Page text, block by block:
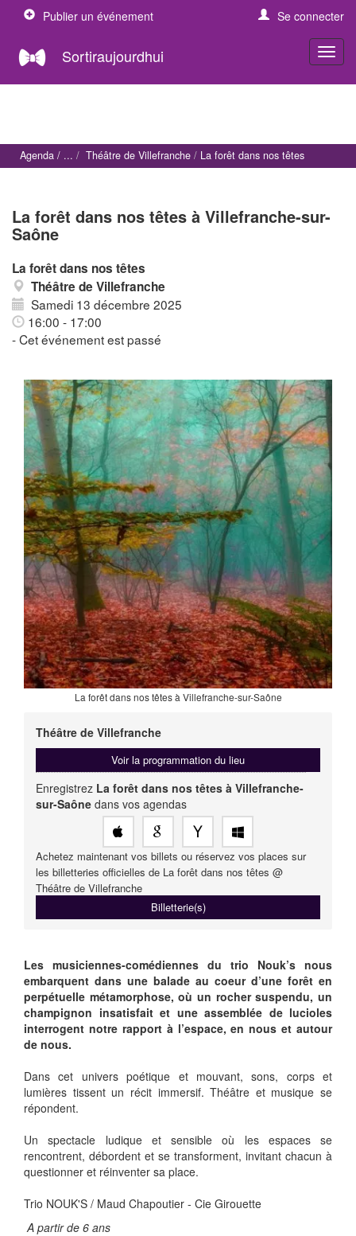
Publier un événement Se connecter
Sortiraujourdhui
Agenda Théâtre de Villefranche La forêt dans nos têtes
La forêt dans nos têtes à Villefranche-sur-
Saône
La forêt dans nos têtes
Théâtre de Villefranche
Samedi 13 décembre 2025
16:00 - 17:00
- Cet événement est passé
La forêt dans nos têtes à Villefranche-sur-Saône
Théâtre de Villefranche
Voir la programmation du lieu
Enregistrez La forêt dans nos têtes à Villefranche-
sur-Saône dans vos agendas
Achetez maintenant vos billets ou réservez vos places sur
les billetteries officielles de La forêt dans nos têtes @
Théâtre de Villefranche
Billetterie(s)
Les musiciennes-comédiennes du trio Nouk’s nous
embarquent dans une balade au coeur d’une forêt en
perpétuelle métamorphose, où un rocher suspendu, un
champignon insatisfait et une assemblée de lucioles
interrogent notre rapport à l’espace, en nous et autour
de nous.
Dans cet univers poétique et mouvant, sons, corps et
lumières tissent un récit immersif. Théâtre et musique se
répondent.
Un spectacle ludique et sensible où les espaces se
rencontrent, débordent et se transforment, invitant chacun à
questionner et réinventer sa place.
Trio NOUK'S / Maud Chapoutier - Cie Girouette
A partir de 6 ans